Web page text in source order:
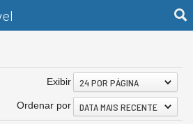
Exibir 24 POR PÁGINA
Ordenar por DATA MAIS RECENTE